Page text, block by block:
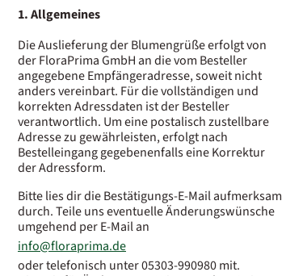
1. Allgemeines
Die Auslieferung der Blumengrüße erfolgt von
der FloraPrima GmbH an die vom Besteller
angegebene Empfängeradresse, soweit nicht
anders vereinbart. Für die vollständigen und
korrekten Adressdaten ist der Besteller
verantwortlich. Um eine postalisch zustellbare
Adresse zu gewährleisten, erfolgt nach
Bestelleingang gegebenenfalls eine Korrektur
der Adressform.
Bitte lies dir die Bestätigungs-E-Mail aufmerksam
durch. Teile uns eventuelle Änderungswünsche
umgehend per E-Mail an
info@floraprima.de
oder telefonisch unter 05303-990980 mit.